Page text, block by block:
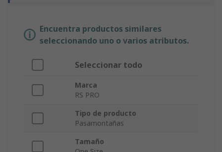
Encuentra productos similares
seleccionando uno o varios atributos.
Seleccionar todo
Marca
RS PRO
Tipo de producto
Pasamontañas
Tamaño